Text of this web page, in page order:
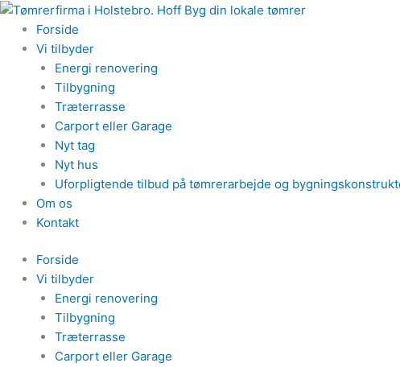
Gå
indholdet
Forside
Vi tilbyder
Energi renovering
Tilbygning
Træterrasse
Carport eller Garage
Nyt tag
Nyt hus
Uforpligtende tilbud på tømrerarbejde og
Om os
Kontakt
Forside
Vi tilbyder
Energi renovering
Tilbygning
Træterrasse
Carport eller Garage